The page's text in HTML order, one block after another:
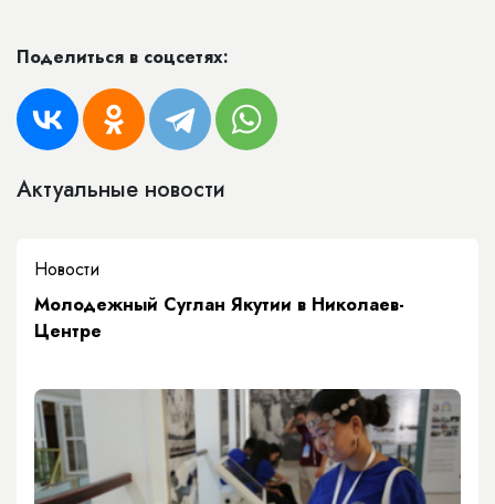
Поделиться в соцсетях:
Актуальные новости
Новости
Молодежный Суглан Якутии в Николаев-
Центре